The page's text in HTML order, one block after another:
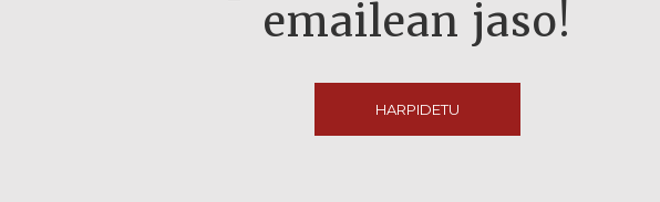
emailean jaso!
HARPIDETU